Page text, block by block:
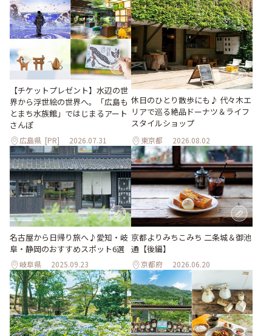
【チケットプレゼント】水辺の世
界から浮世絵の世界へ。「広島も
とまち水族館」ではじまるアート
さんぽ
広島県 [PR] 2026.07.31
休日のひとり散歩にも♪ 代々木エ
リアで巡る絶品ドーナツ＆ライフ
スタイルショップ
東京都 2026.08.02
名古屋から日帰り旅へ♪愛知・岐
阜・静岡のおすすめスポット6選
岐阜県 2025.09.23
京都よりみちこみち 二条城＆御池
通【後編】
京都府 2026.06.20